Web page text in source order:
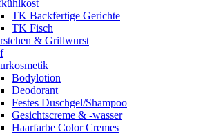
TK Backfertige Gerichte
TK Fisch
& Grillwurst
Bodylotion
Deodorant
Festes Duschgel/Shampoo
Gesichtscreme & -wasser
Haarfarbe Color Cremes